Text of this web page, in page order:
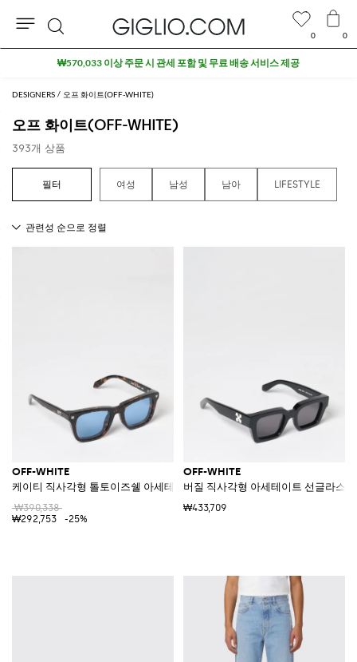
DESIGNERS 오프 화이트(OFF-WHITE)
오프 화이트(OFF-WHITE)
393개 상품
여성 남성 남아 LIFESTYLE
OFF-WHITE
케이티 직사각형 톨토이즈쉘 아세테이트 선글라스
₩390,338
₩292,753
-25%
OFF-WHITE
버질 직사각형 아세테이트 선글라스 (
₩433,709
0 0
검
색
아울렛 구역 추가 10% 할인